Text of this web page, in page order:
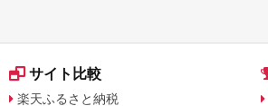
サイト比較
楽天ふるさと納税